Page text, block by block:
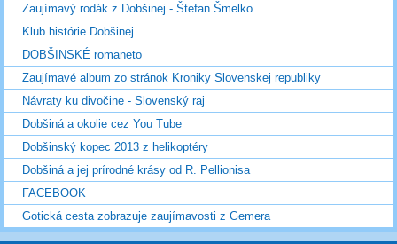
Zaujímavý rodák z Dobšinej - Štefan Šmelko
Klub histórie Dobšinej
DOBŠINSKÉ romaneto
Zaujímavé album zo stránok Kroniky Slovenskej republiky
Návraty ku divočine - Slovenský raj
Dobšiná a okolie cez You Tube
Dobšinský kopec 2013 z helikoptéry
Dobšiná a jej prírodné krásy od R. Pellionisa
FACEBOOK
Gotická cesta zobrazuje zaujímavosti z Gemera